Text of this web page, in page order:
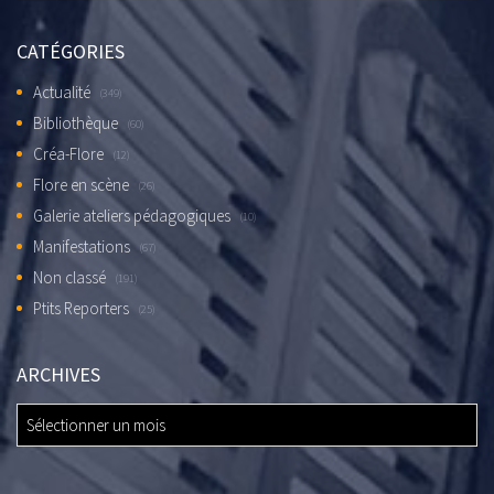
CATÉGORIES
Actualité (349)
Bibliothèque (60)
Créa-Flore (12)
Flore en scène (26)
Galerie ateliers pédagogiques (10)
Manifestations (67)
Non classé (191)
Ptits Reporters (25)
ARCHIVES
ARCHIVES